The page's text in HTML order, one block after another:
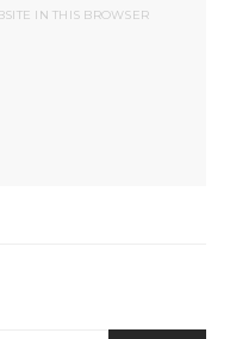
IN THIS BROWSER